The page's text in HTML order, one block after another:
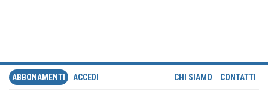
ABBONAMENTI ACCEDI CHI SIAMO CONTATTI